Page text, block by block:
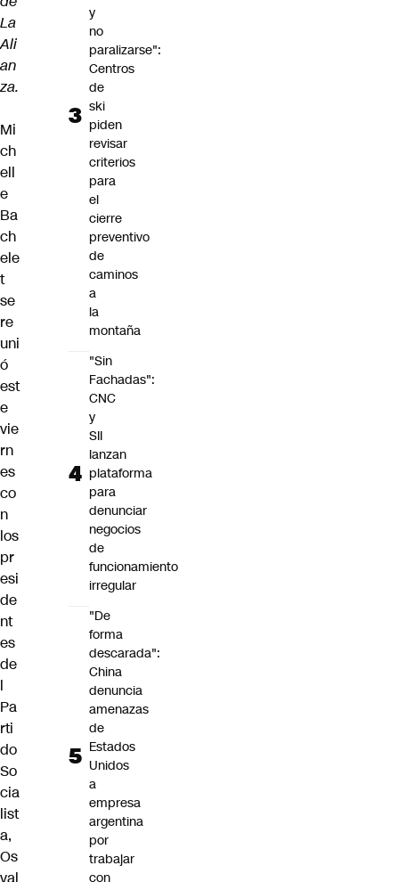
La
Ali
an
za.
Mi
ch
ell
e
Ba
ch
ele
t
se
re
uni
ó
est
e
vie
rn
es
co
n
los
pr
esi
de
nt
es
de
l
Pa
rti
do
So
cia
list
a,
Os
val
y
no
paralizarse":
Centros
de
ski
piden
revisar
criterios
para
el
cierre
preventivo
de
caminos
a
la
montaña
"Sin
Fachadas":
CNC
y
SII
lanzan
plataforma
para
denunciar
negocios
de
funcionamiento
irregular
"De
forma
descarada":
China
denuncia
amenazas
de
Estados
Unidos
a
empresa
argentina
por
trabajar
con